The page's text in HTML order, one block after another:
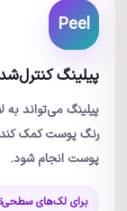
Peel
پیلینگ
پیلینگ می‌تواند به
رنگ پوست کمک
پوست انجام شود.
برای لک‌های